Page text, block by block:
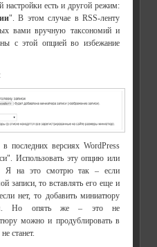
настройки есть и другой режим:
". В этом случае в RSS-ленту
вами вручную таксономий и
с этой опцией во избежание
последних версиях WordPress
Использовать эту опцию или
Я на это смотрю так – если
записи, то вставлять его еще и
нет, то добавить миниатюру
Но опять же – это не
можно и продублировать в
станет.